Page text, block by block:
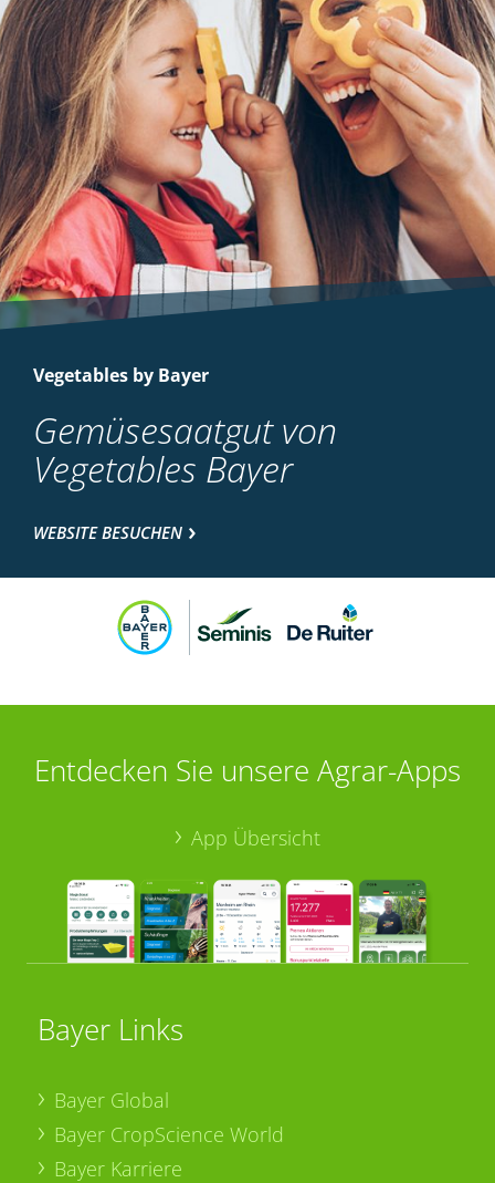
Vegetables by Bayer
Gemüsesaatgut von
Vegetables Bayer
WEBSITE BESUCHEN
Entdecken Sie unsere Agrar-Apps
App Übersicht
Bayer Links
Bayer Global
Bayer CropScience World
Bayer Karriere